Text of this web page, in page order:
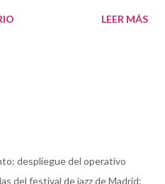
la música instrumental tanto
cuando tomó una decisión
Tizol consistió en dejar el
LEER MÁS
despliegue del operativo
del festival de jazz de Madrid: